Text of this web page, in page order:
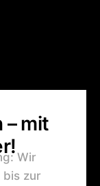
– mit
Wir
bis zur